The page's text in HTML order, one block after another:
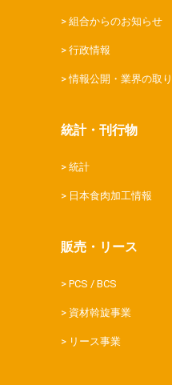
組合からのお知らせ
行政情報
情報公開・業界の取
統計・刊行物
統計
日本食肉加工情報
販売・リース
PCS / BCS
資材斡旋事業
リース事業